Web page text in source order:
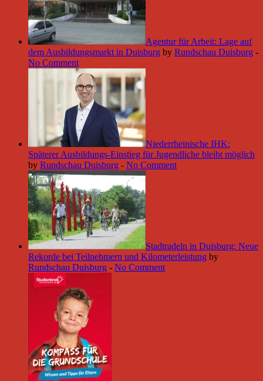
Agentur für Arbeit: Lage auf
dem Ausbildungsmarkt in Duisburg by Rundschau Duisburg -
No Comment
Niederrheinische IHK:
Späterer Ausbildungs-Einstieg für Jugendliche bleibt möglich
by Rundschau Duisburg - No Comment
Stadtradeln in Duisburg: Neue
Rekorde bei Teilnehmern und Kilometerleistung by
Rundschau Duisburg - No Comment